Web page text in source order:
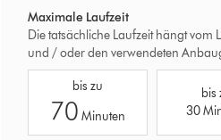
Animal
Submarine™
Maximale Laufzeit
Die tatsächliche Laufzeit hängt vom
und / oder den verwendeten
Piston
Animal
bis zu
70 Minuten
bis
30